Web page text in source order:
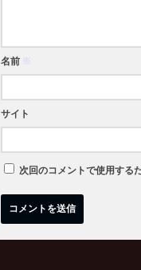
名前 ※
サイト
次回のコメントで使用する